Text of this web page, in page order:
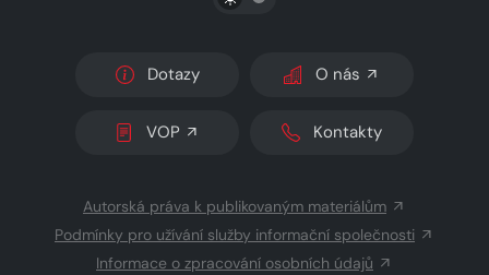
Dotazy O nás
VOP Kontakty
Autorská práva k publikovaným materiálům
Podmínky pro užívání služby informační společnosti
Informace o zpracování osobních údajů